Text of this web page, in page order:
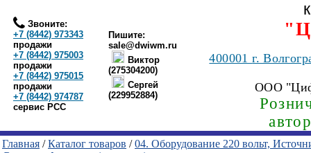
Звоните:
+7 (8442) 973343
продажи
+7 (8442) 975003
продажи
+7 (8442) 975015
продажи
+7 (8442) 974787
сервис РСС
Пишите:
sale@dwiwm.ru
Виктор
(275304200)
Сергей
(229952884)
400001г.
ООО
Главная /Каталог товаров /04. Оборудование 220 вольт,